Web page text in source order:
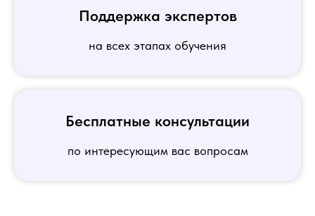
Поддержка экспертов
на всех этапах обучения
Бесплатные консультации
по интересующим вас вопросам